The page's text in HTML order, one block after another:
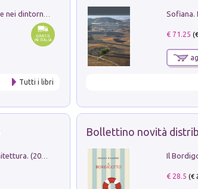
Tutti i libri
€ 71.25
Dromos. Libro periodico di architettura. (2026). Vol. 15: Post-model
Bollettino novità
Il
€ 28.5 (€